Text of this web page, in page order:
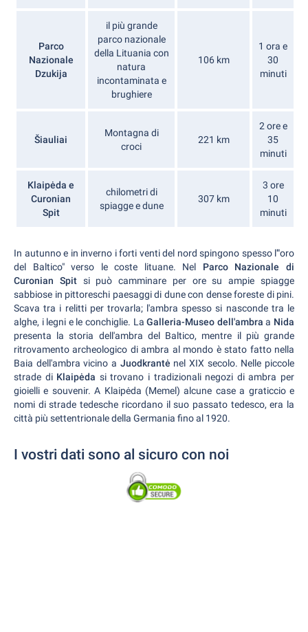
Parco
Nazionale
Dzukija
il più grande
parco nazionale
della Lituania con
natura
incontaminata e
brughiere
106 km
1 ora e
30
minuti
Šiauliai
Montagna di
croci
221 km
2 ore e
35
minuti
Klaipėda e
Curonian
Spit
chilometri di
spiagge e dune
307 km
3 ore
10
minuti
In autunno e in inverno i forti venti del nord spingono spesso l'"oro
del Baltico" verso le coste lituane. Nel Parco Nazionale di
Curonian Spitsi può camminare per ore su ampie spiagge
sabbiose in pittoreschi paesaggi di dune con dense foreste di pini.
Scava tra i relitti per trovarla; l'ambra spesso si nasconde tra le
alghe, i legni e le conchiglie. LaGalleria-Museo dell'ambra a Nida
presenta la storia dell'ambra del Baltico, mentre il più grande
ritrovamento archeologico di ambra al mondo è stato fatto nella
Baia dell'ambra vicino a Juodkrantė nel XIX secolo. Nelle piccole
strade di Klaipėda si trovano i tradizionali negozi di ambra per
gioielli e souvenir. A Klaipėda (Memel) alcune case a graticcio e
nomi di strade tedesche ricordano il suo passato tedesco, era la
città più settentrionale della Germania fino al 1920.
I vostri dati sono al sicuro con noi